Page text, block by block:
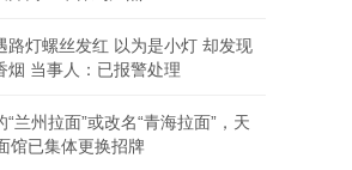
路灯螺丝发红 以为是小灯 却发现
烟 当事人：已报警处理
“兰州拉面”或改名“青海拉面”，天
馆已集体更换招牌